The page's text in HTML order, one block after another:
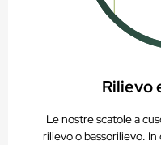
Rilievo
Le nostre scatole a
rilievo o bassorilievo.